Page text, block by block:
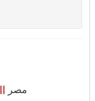
مصر ||